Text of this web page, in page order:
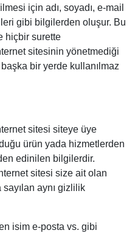
için adı, soyadı, e-mail
gibi bilgilerden oluşur. Bu
hiçbir surette
sitesinin yönetmediği
bir yerde kullanılmaz
sitesi siteye üye
ürün yada hizmetlerden
edinilen bilgilerdir.
sitesi size ait olan
aynı gizlilik
isim e-posta vs. gibi